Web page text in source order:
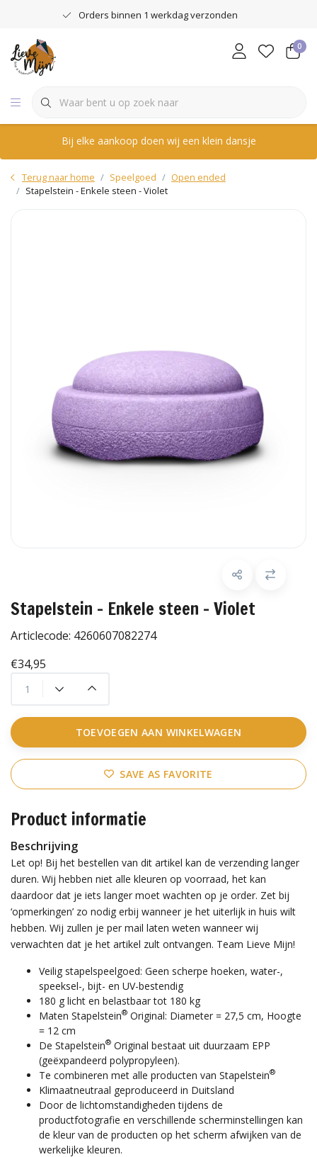
Orders binnen 1 werkdag verzonden
0
Bij elke aankoop doen wij een klein dansje
Terug naar home Speelgoed
Open ended
Stapelstein - Enkele steen - Violet
Stapelstein - Enkele steen - Violet
Articlecode: 4260607082274
€34,95
TOEVOEGEN AAN WINKELWAGEN
SAVE AS FAVORITE
Product informatie
Beschrijving
Let op! Bij het bestellen van dit artikel kan de verzending langer
duren. Wij hebben niet alle kleuren op voorraad, het kan
daardoor dat je iets langer moet wachten op je order. Zet bij
‘opmerkingen’ zo nodig erbij wanneer je het uiterlijk in huis wilt
hebben. Wij zullen je per mail laten weten wanneer wij
verwachten dat je het artikel zult ontvangen. Team Lieve Mijn!
Veilig stapelspeelgoed: Geen scherpe hoeken, water-,
speeksel-, bijt- en UV-bestendig
180 g licht en belastbaar tot 180 kg
Maten Stapelstein® Original: Diameter = 27,5 cm, Hoogte
= 12 cm
De Stapelstein® Original bestaat uit duurzaam EPP
(geëxpandeerd polypropyleen).
Te combineren met alle producten van Stapelstein®
Klimaatneutraal geproduceerd in Duitsland
Door de lichtomstandigheden tijdens de
productfotografie en verschillende scherminstellingen kan
de kleur van de producten op het scherm afwijken van de
werkelijke kleuren.